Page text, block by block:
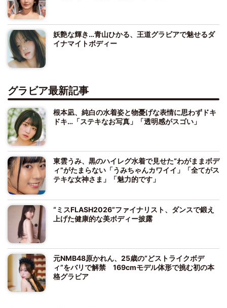
妖艶な輝き…青山ひかる、王道グラビアで魅せるダ
イナマイトボディー
グラビア最新記事
根本凪、純白の水着姿と物憂げな表情に思わずドキ
ドキ…「ステキなお写真」「透明感がスゴい」
東雲うみ、黒のハイレグ水着で見せた“わがままボデ
ィ”がたまらない「うみちゃんカワイイ」「全てがス
テキな女神さま」「魅力的です」
“ミスFLASH2026”ファイナリスト、ダンスで鍛え
上げた健康的な美ボディー披露
元NMB48原かれん、25歳の“どストライクボデ
ィ”をバリで解禁 169cmモデル体形で挑む初の本
格グラビア